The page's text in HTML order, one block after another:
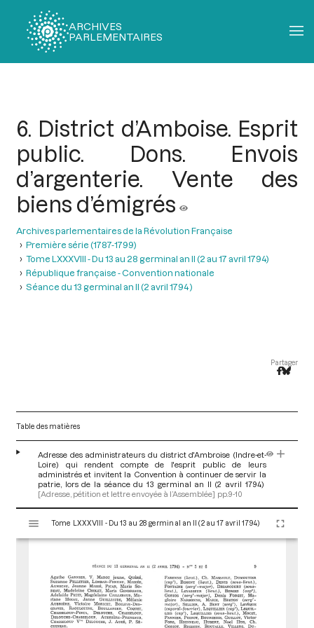
ARCHIVES
PARLEMENTAIRES
6. District d’Amboise. Esprit
public. Dons. Envois
d’argenterie. Vente des
biens d’émigrés
Archives parlementaires de la Révolution Française
Première série (1787-1799)
Tome LXXXVIII - Du 13 au 28 germinal an II (2 au 17 avril 1794)
République française - Convention nationale
Séance du 13 germinal an II (2 avril 1794 )
Partager
Table des matières
Adresse des administrateurs du district d'Ambroise (Indre-et-
Loire) qui rendent compte de l'esprit public de leurs
administrés et invitent la Convention à continuer de servir la
patrie, lors de la séance du 13 germinal an II (2 avril 1794)
[Adresse, pétition et lettre envoyée à l’Assemblée] pp.9-10
s
Tome LXXXVIII - Du 13 au 28 germinal an II (2 au 17 avril 1794)